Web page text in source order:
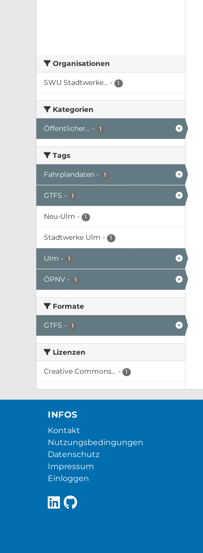
Organisationen
SWU Stadtwerke... - 1
Kategorien
Öffentlicher... - 1
Tags
Fahrplandaten - 1
GTFS - 1
Neu-Ulm - 1
Stadtwerke Ulm - 1
Ulm - 1
ÖPNV - 1
Formate
GTFS - 1
Lizenzen
Creative Commons... - 1
INFOS
Kontakt
Nutzungsbedingungen
Datenschutz
Impressum
Einloggen